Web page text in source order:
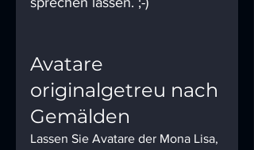
Avatare
originalgetreu nach
Gemälden
Lassen Sie Avatare der Mona Lisa,